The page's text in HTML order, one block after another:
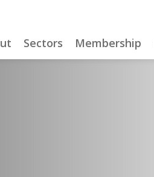
Sectors Membership